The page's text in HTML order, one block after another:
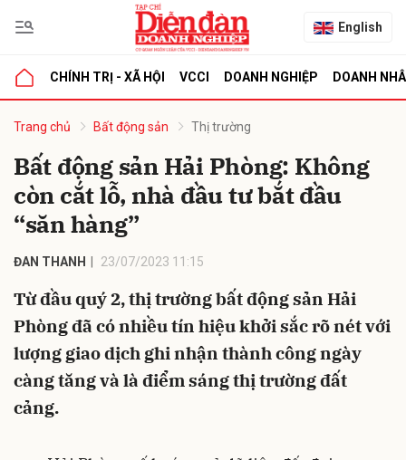
English
CHÍNH TRỊ - XÃ HỘI VCCI DOANH NGHIỆP DOANH
Trang chủ Bất động sản Thị trường
Bất động sản Hải Phòng: Không
còn cắt lỗ, nhà đầu tư bắt đầu
“săn hàng”
ĐAN THANH 23/07/2023 11:15
Từ đầu quý 2, thị trường bất động sản Hải
Phòng đã có nhiều tín hiệu khởi sắc rõ nét với
lượng giao dịch ghi nhận thành công ngày
càng tăng và là điểm sáng thị trường đất
cảng.
luận
Hủy